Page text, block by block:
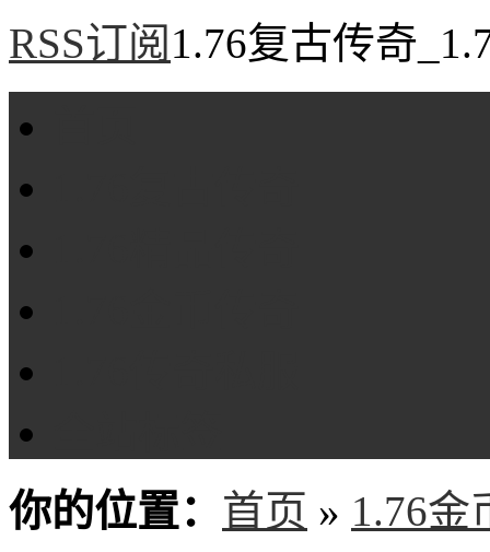
RSS订阅 1.76复古传奇
你的位置： 首页 » 1.76金